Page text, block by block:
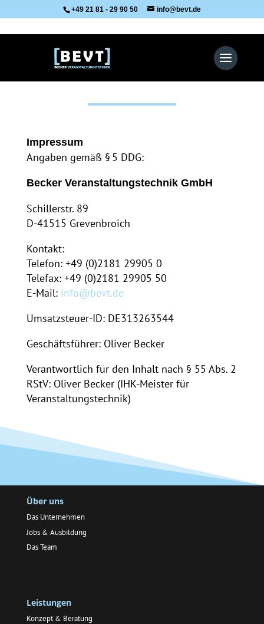
+49 21 81 - 29 90 50 info@bevt.de
Impressum
Impressum
Angaben gemäß § 5 DDG:
Becker Veranstaltungstechnik GmbH
Schillerstr. 89
D-41515 Grevenbroich
Kontakt:
Telefon: +49 (0)2181 29905 0
Telefax: +49 (0)2181 29905 50
E-Mail: info@bevt.de
Umsatzsteuer-ID: DE313263544
Geschäftsführer: Oliver Becker
Verantwortlich für den Inhalt nach § 55 Abs. 2
RStV: Oliver Becker (IHK-Meister für
Veranstaltungstechnik)
Über uns
Das Unternehmen
Jobs & Ausbildung
Das Team
Leistungen
Konzept & Beratung